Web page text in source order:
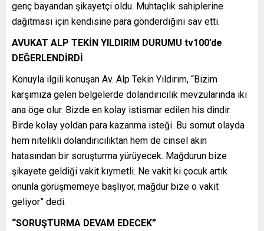
genç bayandan şikayetçi oldu. Muhtaçlık sahiplerine
dağıtması için kendisine para gönderdiğini sav etti.
AVUKAT ALP TEKİN YILDIRIM DURUMU tv100’de
DEĞERLENDİRDİ
Konuyla ilgili konuşan Av. Alp Tekin Yıldırım, “Bizim
karşımıza gelen belgelerde dolandırıcılık mevzularında iki
ana öge olur. Bizde en kolay istismar edilen his dindir.
Birde kolay yoldan para kazanma isteği. Bu somut olayda
hem nitelikli dolandırıcılıktan hem de cinsel akın
hatasından bir soruşturma yürüyecek. Mağdurun bize
şikayete geldiği vakit kıymetli. Ne vakit ki çocuk artık
onunla görüşmemeye başlıyor, mağdur bize o vakit
geliyor” dedi.
“SORUŞTURMA DEVAM EDECEK”